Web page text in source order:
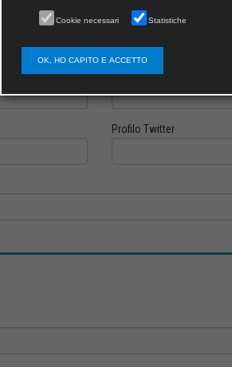
Profilo Instagram
Profilo Twitter
Cookie necessari Statistiche
OK, HO CAPITO E ACCETTO